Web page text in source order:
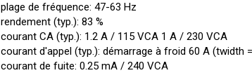
plage de fréquence: 47-63 Hz
rendement (typ.): 83 %
courant CA (typ.): 1.2 A / 115 VCA 1 A / 230 VCA
courant d'appel (typ.): démarrage à froid 60 A (twidth
courant de fuite: 0.25 mA / 240 VCA